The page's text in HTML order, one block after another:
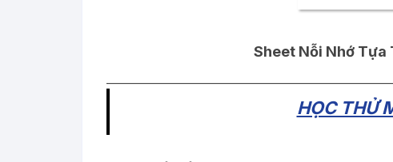
Sheet Nỗi Nhớ Tựa
HỌC THỬ